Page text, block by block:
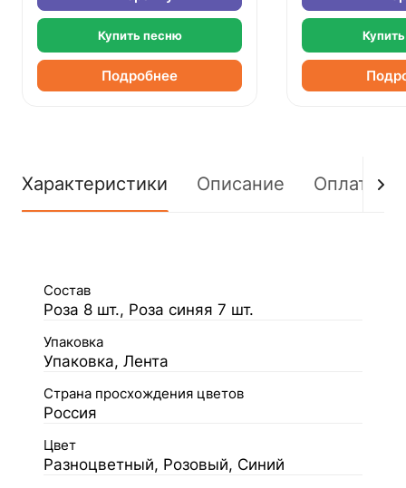
Купить песню
Подробнее
Характеристики Описание Оплата
Состав
Роза 8 шт., Роза синяя 7 шт.
Упаковка
Упаковка, Лента
Страна просхождения цветов
Россия
Цвет
Разноцветный, Розовый, Синий